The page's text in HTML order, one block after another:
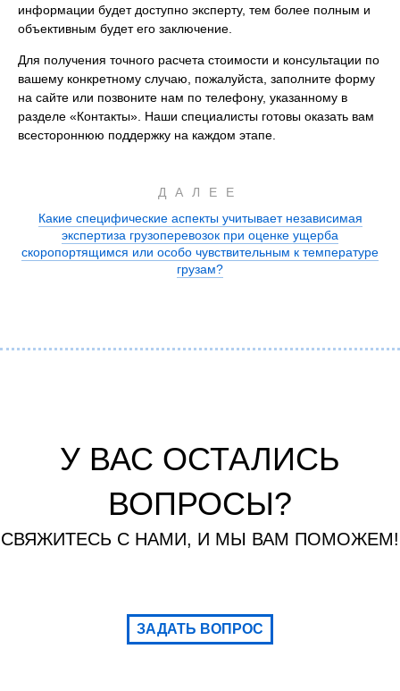
информации будет доступно эксперту, тем более полным и
объективным будет его заключение.
Для получения точного расчета стоимости и консультации по
вашему конкретному случаю, пожалуйста, заполните форму
на сайте или позвоните нам по телефону, указанному в
разделе «Контакты». Наши специалисты готовы оказать вам
всестороннюю поддержку на каждом этапе.
ДАЛЕЕ
Какие специфические аспекты учитывает независимая
экспертиза грузоперевозок при оценке ущерба
скоропортящимся или особо чувствительным к температуре
грузам?
У ВАС ОСТАЛИСЬ
ВОПРОСЫ?
СВЯЖИТЕСЬ С НАМИ, И МЫ ВАМ ПОМОЖЕМ!
ЗАДАТЬ ВОПРОС